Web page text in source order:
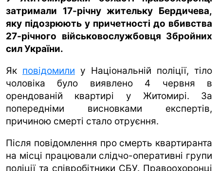
архів
gambling
ua ru en
затримали 17-річну жительку Бердичева,
яку підозрюють у причетності до вбивства
27-річного військовослужбовця Збройних
сил України.
Як повідомили у Національній поліції, тіло
чоловіка було виявлено 4 червня в
орендованій квартирі у Житомирі. За
попередніми висновками експертів,
причиною смерті стало отруєння.
Після повідомлення про смерть квартиранта
на місці працювали слідчо-оперативні групи
поліції та співробітники СБУ. Правоохоронці